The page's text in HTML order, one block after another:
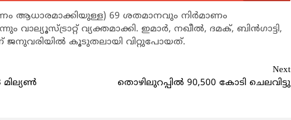
ആധാരമാക്കിയുള്ള) 69 ശതമാനവും നിര്‍മാണം
ന്നും വാല്യൂസ്ട്രാറ്റ് വ്യക്തമാക്കി. ഇമാര്‍, നഖീല്‍, ദമക്, ബിന്‍ഗാട്ടി,
ജനുവരിയില്‍ കൂടുതലായി വിറ്റുപോയത്.
Next
തൊഴിലുറപ്പില്‍ 90,500 കോടി ചെലവിട്ടു